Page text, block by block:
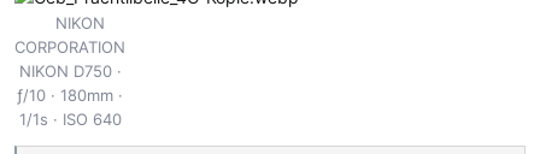
NIKON
CORPORATION
NIKON D750
ƒ/10
180mm
1/1s
ISO 640